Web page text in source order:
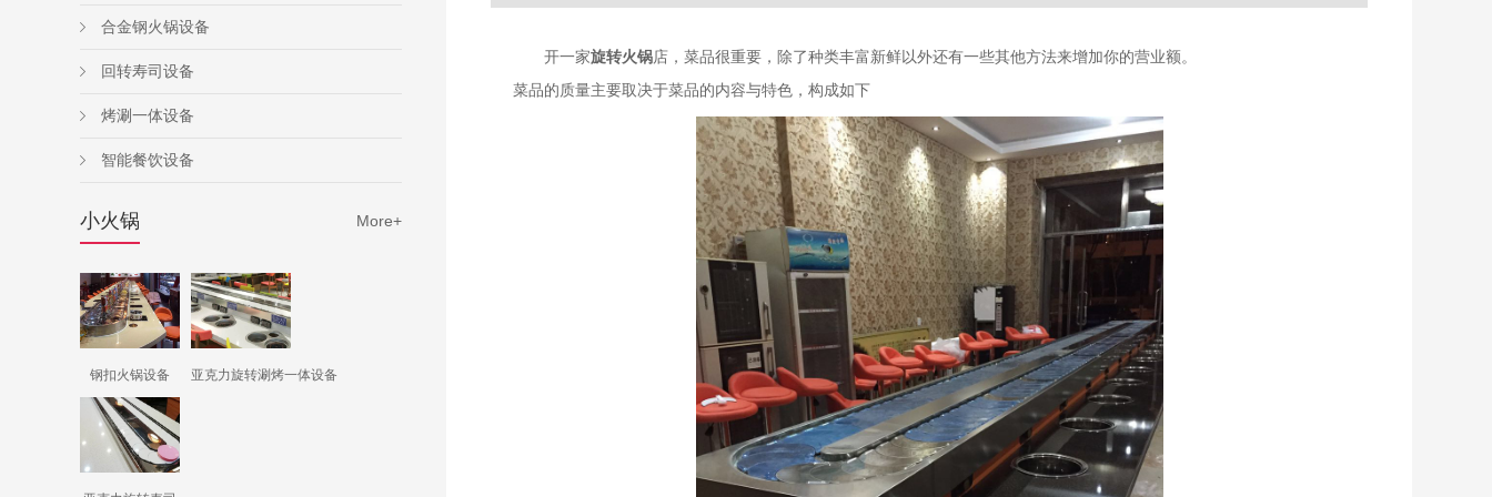
合金钢火锅设备
回转寿司设备
烤涮一体设备
智能餐饮设备
小火锅 More+
钢扣火锅设备 亚克力旋转涮烤一体设备
开一家旋转火锅店，菜品很重要，除了种类丰富新鲜以外还有一些其他方法来增加你的营业额。
菜品的质量主要取决于菜品的内容与特色，构成如下